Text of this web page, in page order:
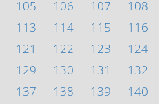
105 106 107
108
113 114 115
116
121 122 123
124
129 130 131
132
137 138 139
140